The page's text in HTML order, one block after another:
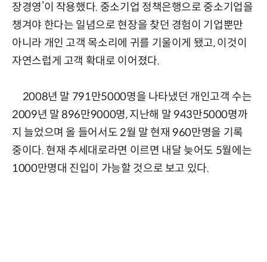
장경영’이 작용했다. 중소기업 정책은행으로 중소기업을
챙겨야 한다는 일념으로 현장을 찾던 경험이 기업뿐만
아니라 개인 고객 목소리에 귀를 기울이게 됐고, 이것이
자연스럽게 고객 확대로 이어졌다.
2008년 말 791만5000명을 나타냈던 개인고객 수는
2009년 말 896만9000명, 지난해 말 943만5000명까
지 늘었으며 올 들어서도 2월 말 현재 960만명을 기록
중이다. 현재 추세대로라면 이르면 내달 늦어도 5월에는
1000만명대 진입이 가능할 것으로 보고 있다.